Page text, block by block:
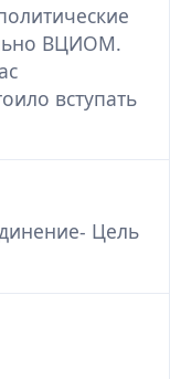
ВЦИОМ.
вступать
Цель